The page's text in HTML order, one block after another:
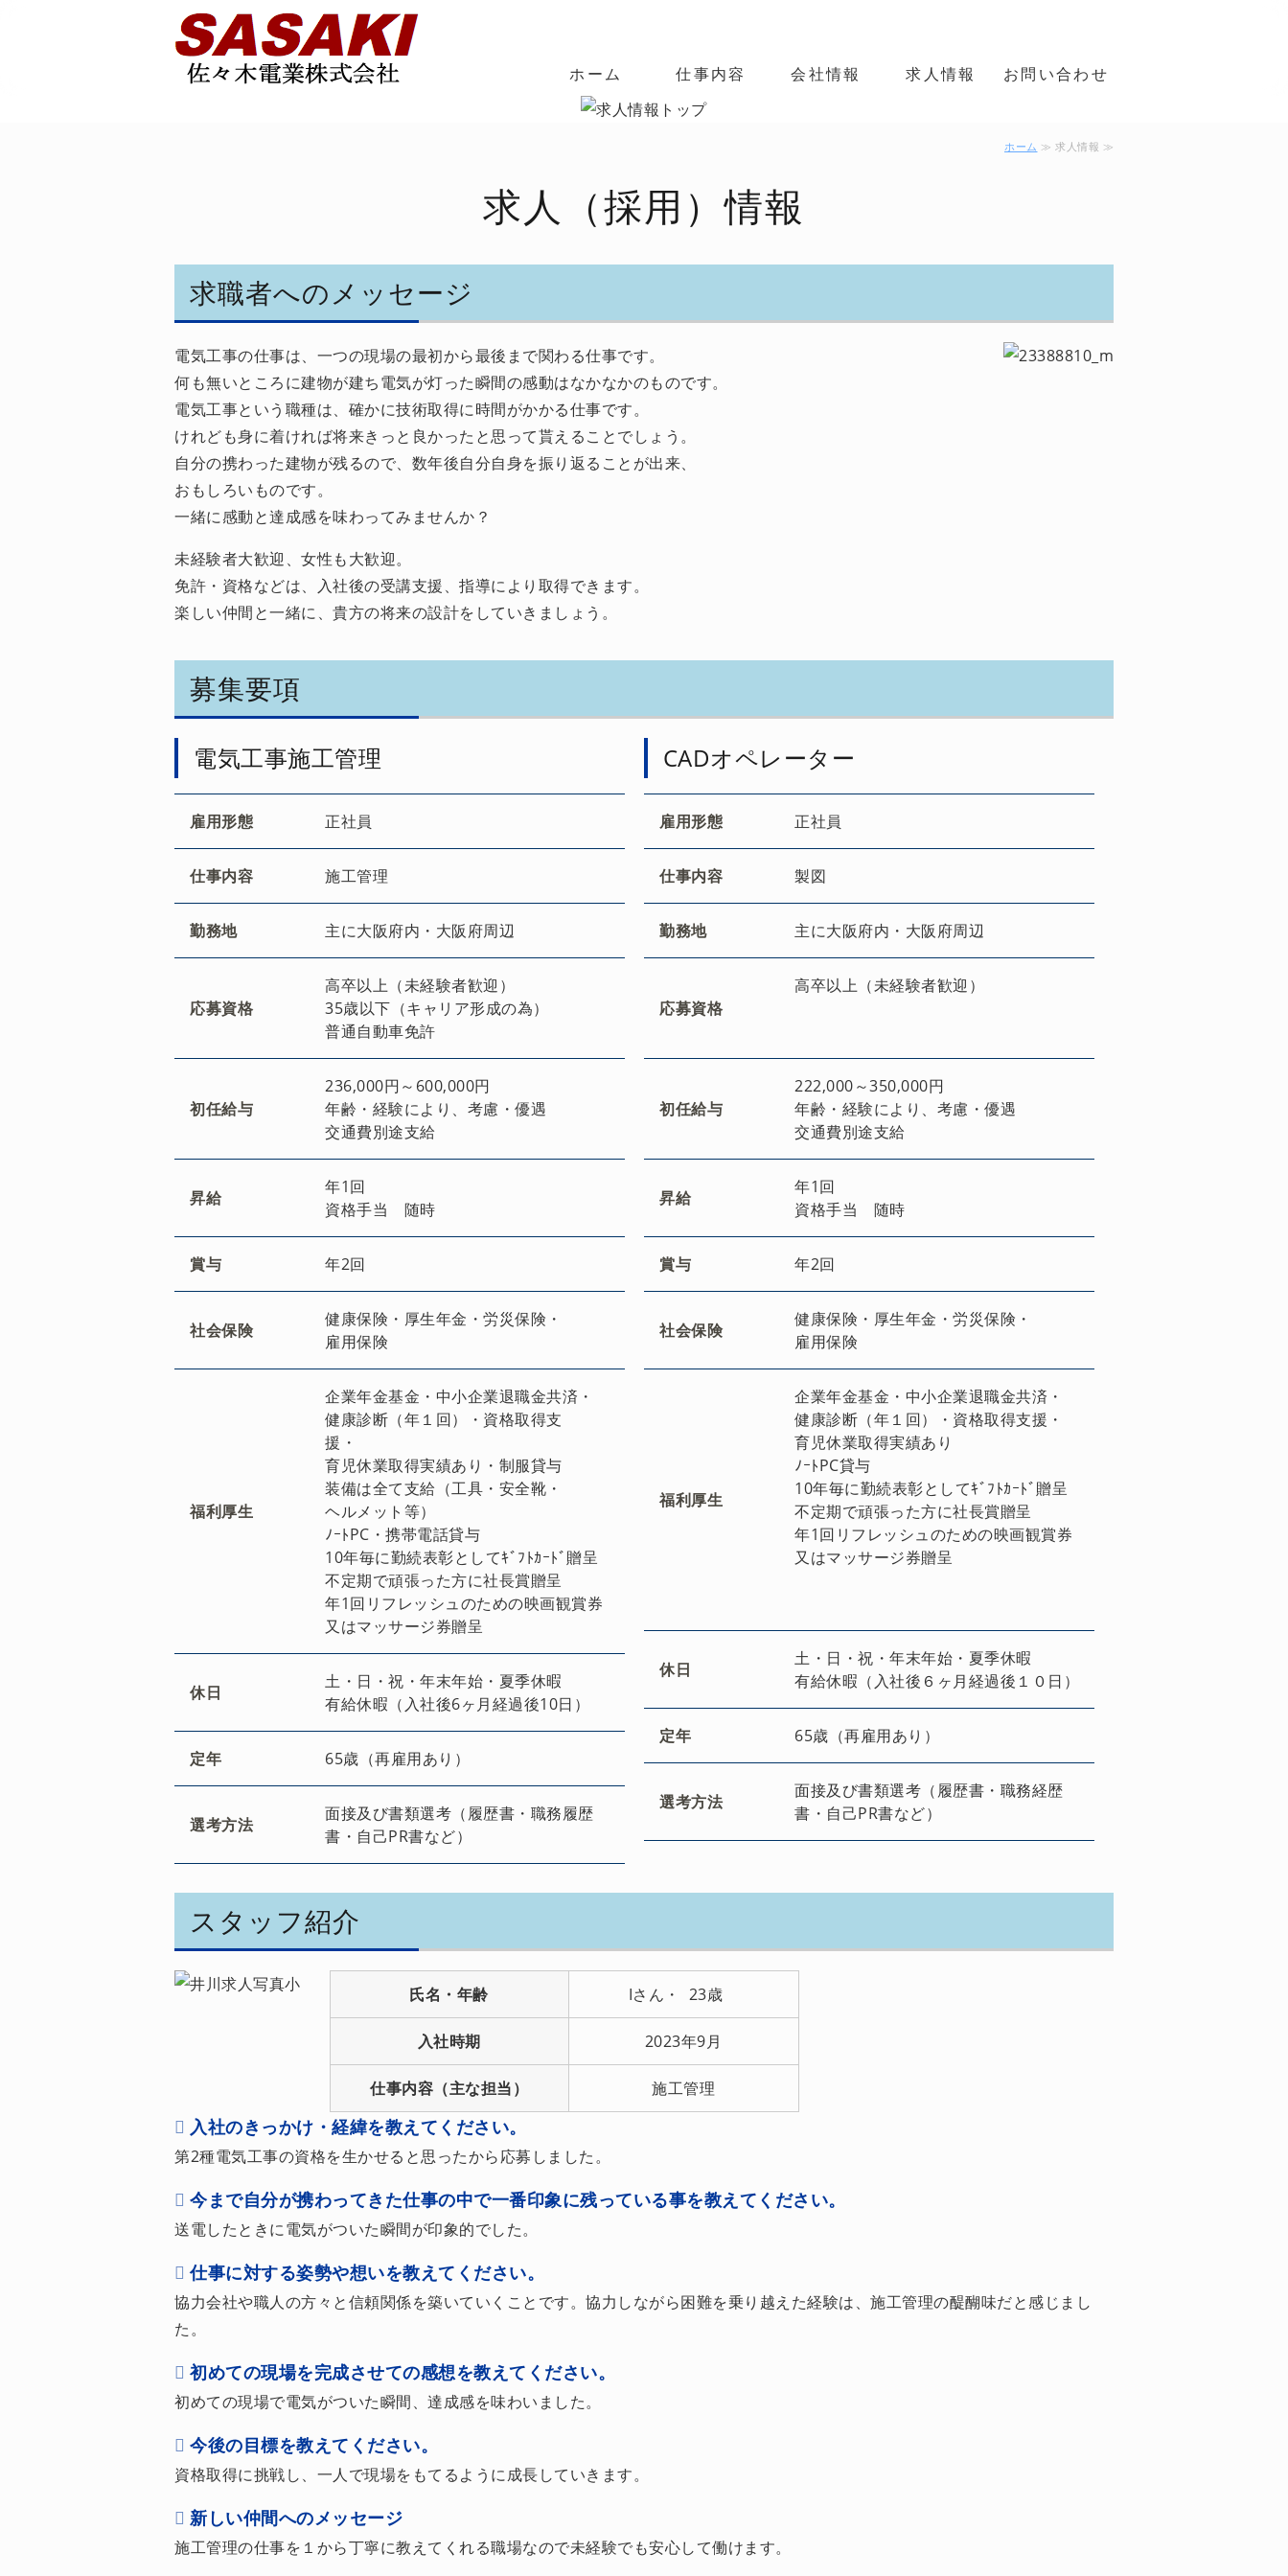
ホーム 仕事内容 会社情報 求人情報 お問い合わせ
ホーム ≫ 求人情報 ≫
求人（採用）情報
求職者へのメッセージ
電気工事の仕事は、一つの現場の最初から最後まで関わる仕事です。
何も無いところに建物が建ち電気が灯った瞬間の感動はなかなかのものです。
電気工事という職種は、確かに技術取得に時間がかかる仕事です。
けれども身に着ければ将来きっと良かったと思って貰えることでしょう。
自分の携わった建物が残るので、数年後自分自身を振り返ることが出来、
おもしろいものです。
一緒に感動と達成感を味わってみませんか？
未経験者大歓迎、女性も大歓迎。
免許・資格などは、入社後の受講支援、指導により取得できます。
楽しい仲間と一緒に、貴方の将来の設計をしていきましょう。
募集要項
電気工事施工管理
雇用形態 正社員
仕事内容 施工管理
勤務地 主に大阪府内・大阪府周辺
応募資格
高卒以上（未経験者歓迎）
35歳以下（キャリア形成の為）
普通自動車免許
初任給与
236,000円～600,000円
年齢・経験により、考慮・優遇
交通費別途支給
昇給
年1回
資格手当 随時
賞与 年2回
社会保険
健康保険・厚生年金・労災保険・
雇用保険
福利厚生
企業年金基金・中小企業退職金共済・
健康診断（年１回）・資格取得支
援・
育児休業取得実績あり・制服貸与
装備は全て支給（工具・安全靴・
ヘルメット等）
ﾉｰﾄPC・携帯電話貸与
10年毎に勤続表彰としてｷﾞﾌﾄｶｰﾄﾞ贈呈
不定期で頑張った方に社長賞贈呈
年1回リフレッシュのための映画観賞券
又はマッサージ券贈呈
休日
土・日・祝・年末年始・夏季休暇
有給休暇（入社後6ヶ月経過後10日）
定年 65歳（再雇用あり）
選考方法
面接及び書類選考（履歴書・職務履歴
書・自己PR書など）
CADオペレーター
雇用形態 正社員
仕事内容 製図
勤務地 主に大阪府内・大阪府周辺
応募資格
高卒以上（未経験者歓迎）
初任給与
222,000～350,000円
年齢・経験により、考慮・優遇
交通費別途支給
昇給
年1回
資格手当 随時
賞与 年2回
社会保険
健康保険・厚生年金・労災保険・
雇用保険
福利厚生
企業年金基金・中小企業退職金共済・
健康診断（年１回）・資格取得支援・
育児休業取得実績あり
ﾉｰﾄPC貸与
10年毎に勤続表彰としてｷﾞﾌﾄｶｰﾄﾞ贈呈
不定期で頑張った方に社長賞贈呈
年1回リフレッシュのための映画観賞券
又はマッサージ券贈呈
休日
土・日・祝・年末年始・夏季休暇
有給休暇（入社後６ヶ月経過後１０日）
定年 65歳（再雇用あり）
選考方法
面接及び書類選考（履歴書・職務経歴
書・自己PR書など）
スタッフ紹介
氏名・年齢 Iさん・ 23歳
入社時期 2023年9月
仕事内容（主な担当） 施工管理
入社のきっかけ・経緯を教えてください。
第2種電気工事の資格を生かせると思ったから応募しました。
今まで自分が携わってきた仕事の中で一番印象に残っている事を教えてください。
送電したときに電気がついた瞬間が印象的でした。
仕事に対する姿勢や想いを教えてください。
協力会社や職人の方々と信頼関係を築いていくことです。協力しながら困難を乗り越えた経験は、施工管理の醍醐味だと感じまし
た。
初めての現場を完成させての感想を教えてください。
初めての現場で電気がついた瞬間、達成感を味わいました。
今後の目標を教えてください。
資格取得に挑戦し、一人で現場をもてるように成長していきます。
新しい仲間へのメッセージ
施工管理の仕事を１から丁寧に教えてくれる職場なので未経験でも安心して働けます。